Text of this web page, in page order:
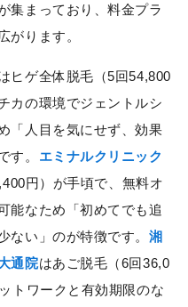
集まっており、料金プラ
がります。
ヒゲ全体脱毛（5回54,800
カの環境でジェントルシ
「人目を気にせず、効果
す。 エミナルクリニック
円）が手頃で、無料オ
能なため「初めてでも追
ない」のが特徴です。 湘
通院はあご脱毛（6回36,0
トワークと有効期限のな